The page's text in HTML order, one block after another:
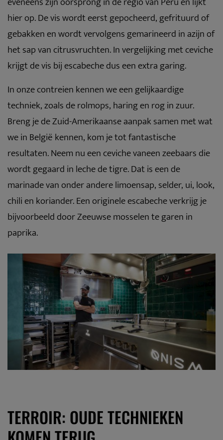
hier op. De vis wordt eerst gepocheerd, gefrituurd of
gebakken en wordt vervolgens gemarineerd in azijn of
het sap van citrusvruchten. In vergelijking met ceviche
krijgt de vis bij escabeche dus een extra garing.
In onze contreien kennen we een gelijkaardige
techniek, zoals de rolmops, haring en rog in zuur.
Breng je de Zuid-Amerikaanse aanpak samen met wat
we in België kennen, kom je tot fantastische
resultaten. Neem nu een ceviche vaneen zeebaars die
wordt gegaard in leche de tigre. Dat is een de
marinade van onder andere limoensap, selder, ui, look,
chili en koriander. Een originele escabeche verkrijg je
bijvoorbeeld door Zeeuwse mosselen te garen in
paprika.
TERROIR: OUDE TECHNIEKEN